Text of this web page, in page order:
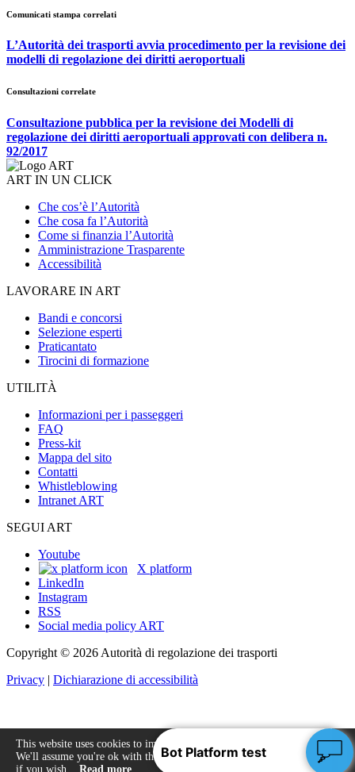
Comunicati stampa correlati
L’Autorità dei trasporti avvia procedimento per la revisione dei
modelli di regolazione dei diritti aeroportuali
Consultazioni correlate
Consultazione pubblica per la revisione dei Modelli di
regolazione dei diritti aeroportuali approvati con delibera n.
92/2017
ART IN UN CLICK
Che cos’è l’Autorità
Che cosa fa l’Autorità
Come si finanzia l’Autorità
Amministrazione Trasparente
Accessibilità
LAVORARE IN ART
Bandi e concorsi
Selezione esperti
Praticantato
Tirocini di formazione
UTILITÀ
Informazioni per i passeggeri
FAQ
Press-kit
Mappa del sito
Contatti
Whistleblowing
Intranet ART
SEGUI ART
Youtube
X platform
LinkedIn
Instagram
RSS
Social media policy ART
Copyright © 2026 Autorità di regolazione dei trasporti
Privacy | Dichiarazione di accessibilità
This website uses cookies to improve your experience.
We'll assume you're ok with this, but you can opt-out
if you wish. Read more
Accept